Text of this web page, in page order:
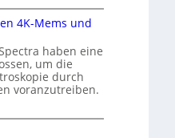
4K-Mems und
haben eine
um die
durch
voranzutreiben.